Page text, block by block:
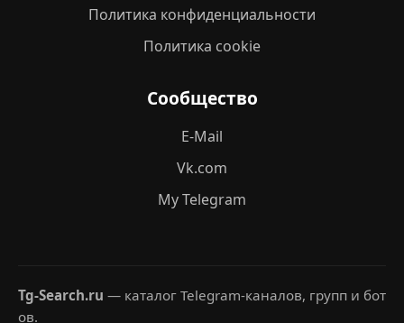
Политика конфиденциальности
Политика cookie
Сообщество
E-Mail
Vk.com
My Telegram
Tg-Search.ru — каталог Telegram-каналов, групп и бот
ов.